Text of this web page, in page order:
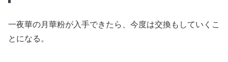
一夜華の月華粉が入手できたら、今度は交換もしていくこ
とになる。